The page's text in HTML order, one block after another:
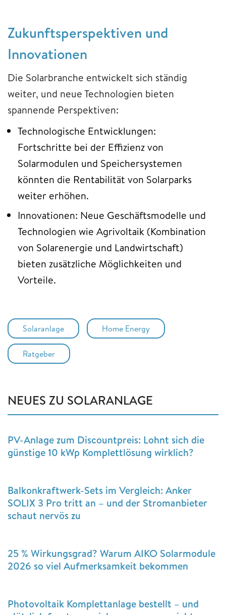
Zukunftsperspektiven und
Innovationen
Die Solarbranche entwickelt sich ständig
weiter, und neue Technologien bieten
spannende Perspektiven:
Technologische Entwicklungen:
Fortschritte bei der Effizienz von
Solarmodulen und Speichersystemen
könnten die Rentabilität von Solarparks
weiter erhöhen.
Innovationen: Neue Geschäftsmodelle und
Technologien wie Agrivoltaik (Kombination
von Solarenergie und Landwirtschaft)
bieten zusätzliche Möglichkeiten und
Vorteile.
Solaranlage Home Energy
Ratgeber
NEUES ZU SOLARANLAGE
PV-Anlage zum Discountpreis: Lohnt sich die
günstige 10 kWp Komplettlösung wirklich?
Balkonkraftwerk-Sets im Vergleich: Anker
SOLIX 3 Pro tritt an – und der Stromanbieter
schaut nervös zu
25 % Wirkungsgrad? Warum AIKO Solarmodule
2026 so viel Aufmerksamkeit bekommen
Photovoltaik Komplettanlage bestellt – und